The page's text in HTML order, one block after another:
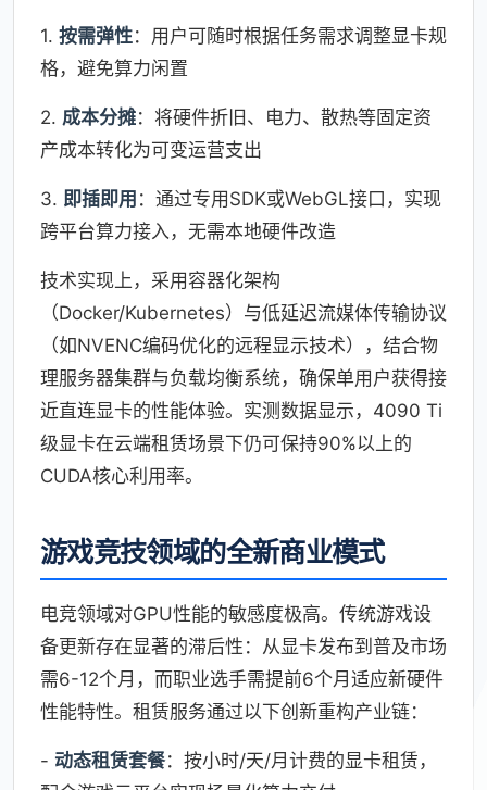
1. 按需弹性：用户可随时根据任务需求调整显卡规
格，避免算力闲置
2. 成本分摊：将硬件折旧、电力、散热等固定资
产成本转化为可变运营支出
3. 即插即用 ：通过专用SDK或WebGL接口，实现
跨平台算力接入，无需本地硬件改造
技术实现上，采用容器化架构
（Docker/Kubernetes）与低延迟流媒体传输协议
（如NVENC编码优化的远程显示技术），结合物
理服务器集群与负载均衡系统，确保单用户获得接
近直连显卡的性能体验。实测数据显示，4090 Ti
级显卡在云端租赁场景下仍可保持90%以上的
CUDA核心利用率。
游戏竞技领域的全新商业模式
电竞领域对GPU性能的敏感度极高。传统游戏设
备更新存在显著的滞后性：从显卡发布到普及市场
需6-12个月，而职业选手需提前6个月适应新硬件
性能特性。租赁服务通过以下创新重构产业链：
- 动态租赁套餐：按小时/天/月计费的显卡租赁，